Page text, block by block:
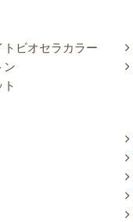
ビオセラカラー
ン